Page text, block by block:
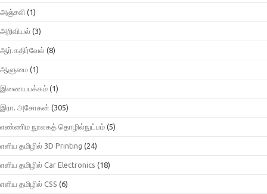
அஞ்சலி (1)
அறிவியல் (3)
ஆர்.கதிர்வேல் (8)
ஆளுமை (1)
இணையபக்கம் (1)
இரா. அசோகன் (305)
எண்ணிம நூலகத் தொழில்நுட்பம் (5)
எளிய தமிழில் 3D Printing (24)
எளிய தமிழில் Car Electronics (18)
எளிய தமிழில் CSS (6)